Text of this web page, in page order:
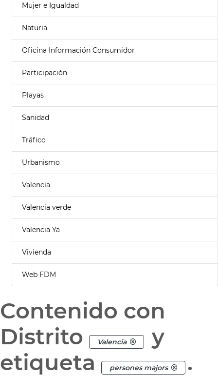
Mujer e Igualdad
Naturia
Oficina Información Consumidor
Participación
Playas
Sanidad
Tráfico
Urbanismo
Valencia
Valencia verde
Valencia Ya
Vivienda
Web FDM
Contenido con
Distrito
Valencia
y
etiqueta
persones majors .